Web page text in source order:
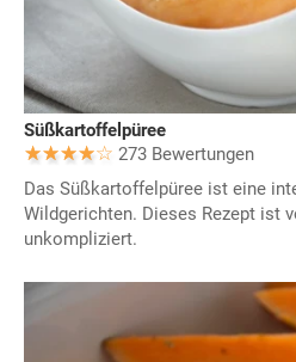
Süßkartoffelpüree
273 Bewertungen
Das Süßkartoffelpüree ist eine
Wildgerichten. Dieses Rezept ist
unkompliziert.